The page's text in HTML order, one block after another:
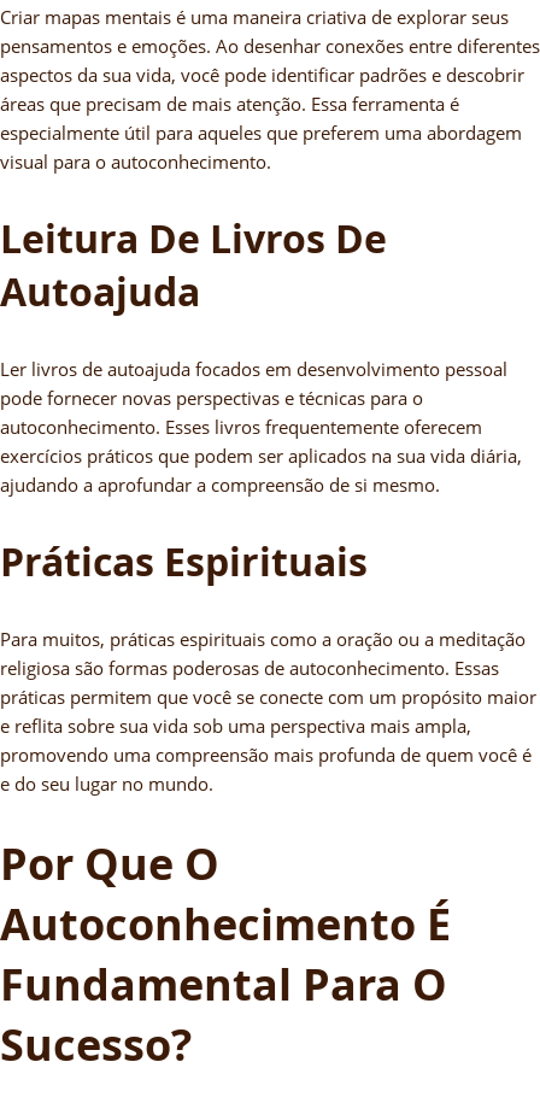
Criar mapas mentais é uma maneira criativa de explorar seus
pensamentos e emoções. Ao desenhar conexões entre diferentes
aspectos da sua vida, você pode identificar padrões e descobrir
áreas que precisam de mais atenção. Essa ferramenta é
especialmente útil para aqueles que preferem uma abordagem
visual para o autoconhecimento.
Leitura De Livros De
Autoajuda
Ler livros de autoajuda focados em desenvolvimento pessoal
pode fornecer novas perspectivas e técnicas para o
autoconhecimento. Esses livros frequentemente oferecem
exercícios práticos que podem ser aplicados na sua vida diária,
ajudando a aprofundar a compreensão de si mesmo.
Práticas Espirituais
Para muitos, práticas espirituais como a oração ou a meditação
religiosa são formas poderosas de autoconhecimento. Essas
práticas permitem que você se conecte com um propósito maior
e reflita sobre sua vida sob uma perspectiva mais ampla,
promovendo uma compreensão mais profunda de quem você é
e do seu lugar no mundo.
Por Que O
Autoconhecimento É
Fundamental Para O
Sucesso?